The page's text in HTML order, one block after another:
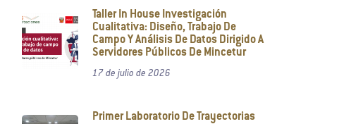
Taller In House Investigación
Cualitativa: Diseño, Trabajo De
Campo Y Análisis De Datos Dirigido A
Servidores Públicos De Mincetur
17 de julio de 2026
Primer Laboratorio De Trayectorias